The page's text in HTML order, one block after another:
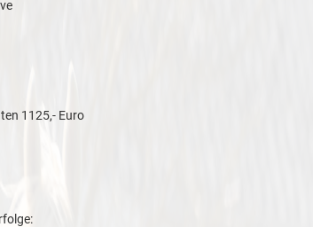
1125,- Euro